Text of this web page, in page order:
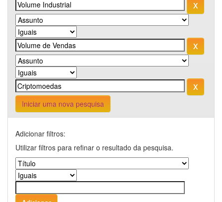
Iniciar uma nova pesquisa
Adicionar filtros:
Utilizar filtros para refinar o resultado da pesquisa.